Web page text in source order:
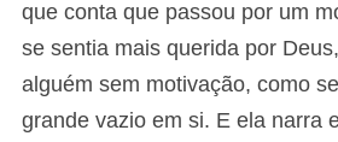
que conta que passou por um
se sentia mais querida por
alguém sem motivação, como
grande vazio em si. E ela narra